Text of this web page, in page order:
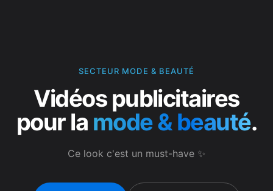
SECTEUR MODE & BEAUTÉ
Vidéos publicitaires
pour la mode & beauté.
Ce look c'est un must-have ✨